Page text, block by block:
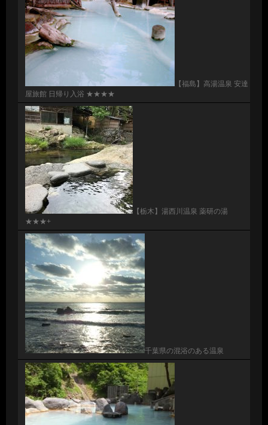
【福島】高湯温泉 安達
屋旅館 日帰り入浴 ★★★★
【栃木】湯西川温泉 薬研の湯
★★★+
千葉県の混浴のある温泉